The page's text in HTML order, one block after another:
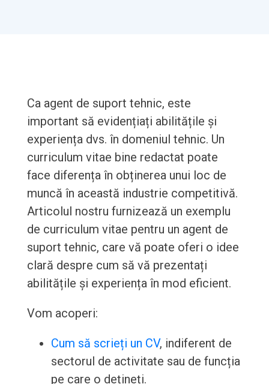
Ca agent de suport tehnic, este
important să evidențiați abilitățile și
experiența dvs. în domeniul tehnic. Un
curriculum vitae bine redactat poate
face diferența în obținerea unui loc de
muncă în această industrie competitivă.
Articolul nostru furnizează un exemplu
de curriculum vitae pentru un agent de
suport tehnic, care vă poate oferi o idee
clară despre cum să vă prezentați
abilitățile și experiența în mod eficient.
Vom acoperi:
Cum să scrieți un CV, indiferent de
sectorul de activitate sau de funcția
pe care o dețineți.